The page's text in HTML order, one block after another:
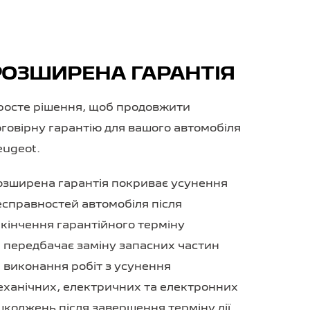
ГАРАНТІЯ
рішення, щоб продовжити
гарантію для вашого автомобіля
гарантія покриває усунення
автомобіля після
гарантійного терміну
передбачає заміну запасних частин
виконання робіт з усунення
електричних та електронних